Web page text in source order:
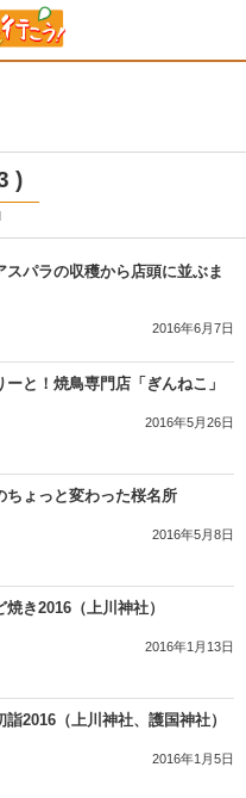
)
スパラの収穫から店頭に並ぶま
2016年6月7日
と！焼鳥専門店「ぎんねこ」
2016年5月26日
ちょっと変わった桜名所
2016年5月8日
き2016（上川神社）
2016年1月13日
2016（上川神社、護国神社）
2016年1月5日